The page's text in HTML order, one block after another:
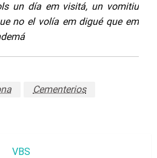
un día em visitá, un vomitiu
no el volía em digué que em
Cementerios
VBS